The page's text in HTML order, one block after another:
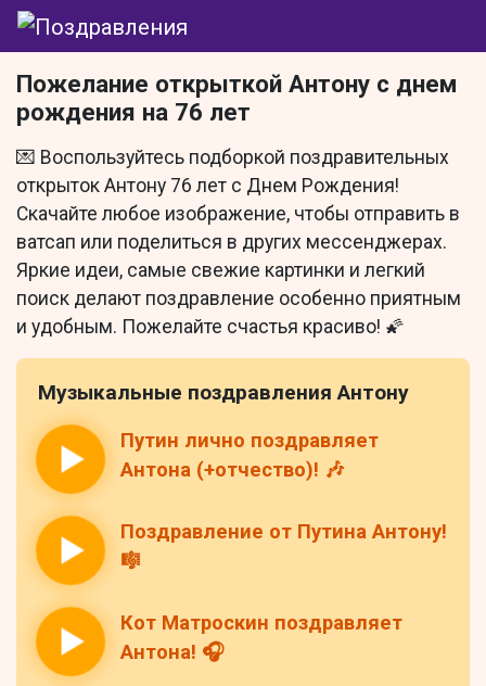
Пожелание открыткой Антону с днем
рождения на 76 лет
💌 Воспользуйтесь подборкой поздравительных
открыток Антону 76 лет с Днем Рождения!
Скачайте любое изображение, чтобы отправить в
ватсап или поделиться в других мессенджерах.
Яркие идеи, самые свежие картинки и легкий
поиск делают поздравление особенно приятным
и удобным. Пожелайте счастья красиво! 🌠
Музыкальные поздравления Антону
Путин лично поздравляет
Антона (+отчество)! 🎶
Поздравление от Путина Антону!
🎼
Кот Матроскин поздравляет
Антона! 🎧